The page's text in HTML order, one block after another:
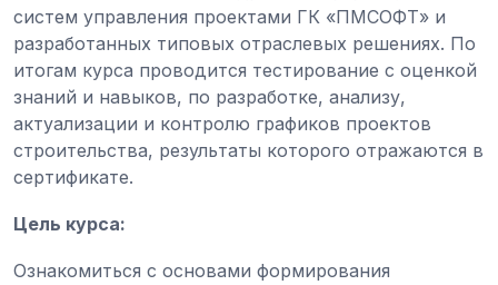
систем управления проектами ГК «ПМСОФТ» и
разработанных типовых отраслевых решениях. По
итогам курса проводится тестирование с оценкой
знаний и навыков, по разработке, анализу,
актуализации и контролю графиков проектов
строительства, результаты которого отражаются в
сертификате.
Цель курса:
Ознакомиться с основами формирования